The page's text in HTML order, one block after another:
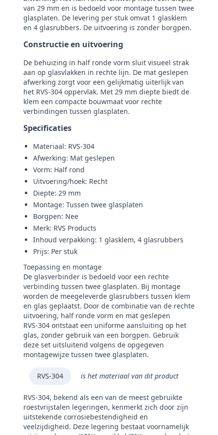
van 29 mm en is bedoeld voor montage tussen twee
glasplaten. De levering per stuk omvat 1 glasklem
en 4 glasrubbers. De uitvoering is zonder borgpen.
Constructie en uitvoering
De behuizing in half ronde vorm sluit visueel strak
aan op glasvlakken in rechte lijn. De mat geslepen
afwerking zorgt voor een gelijkmatig uiterlijk van
het RVS‑304 oppervlak. Met 29 mm diepte biedt de
klem een compacte bouwmaat voor rechte
verbindingen tussen glasplaten.
Specificaties
Materiaal: RVS‑304
Afwerking: Mat geslepen
Vorm: Half rond
Uitvoering/hoek: Recht
Diepte: 29 mm
Montage: Tussen twee glasplaten
Borgpen: Nee
Merk: RVS Products
Inhoud verpakking: 1 glasklem, 4 glasrubbers
Prijs: Per stuk
Toepassing en montage
De glasverbinder is bedoeld voor een rechte
verbinding tussen twee glasplaten. Bij montage
worden de meegeleverde glasrubbers tussen klem
en glas geplaatst. Door de combinatie van de rechte
uitvoering, half ronde vorm en mat geslepen
RVS‑304 ontstaat een uniforme aansluiting op het
glas, zonder gebruik van een borgpen. Gebruik
deze set uitsluitend volgens de opgegeven
montagewijze tussen twee glasplaten.
RVS-304 is het materiaal van dit product
RVS-304, bekend als een van de meest gebruikte
roestvrijstalen legeringen, kenmerkt zich door zijn
uitstekende corrosiebestendigheid en
veelzijdigheid. Deze legering bestaat voornamelijk